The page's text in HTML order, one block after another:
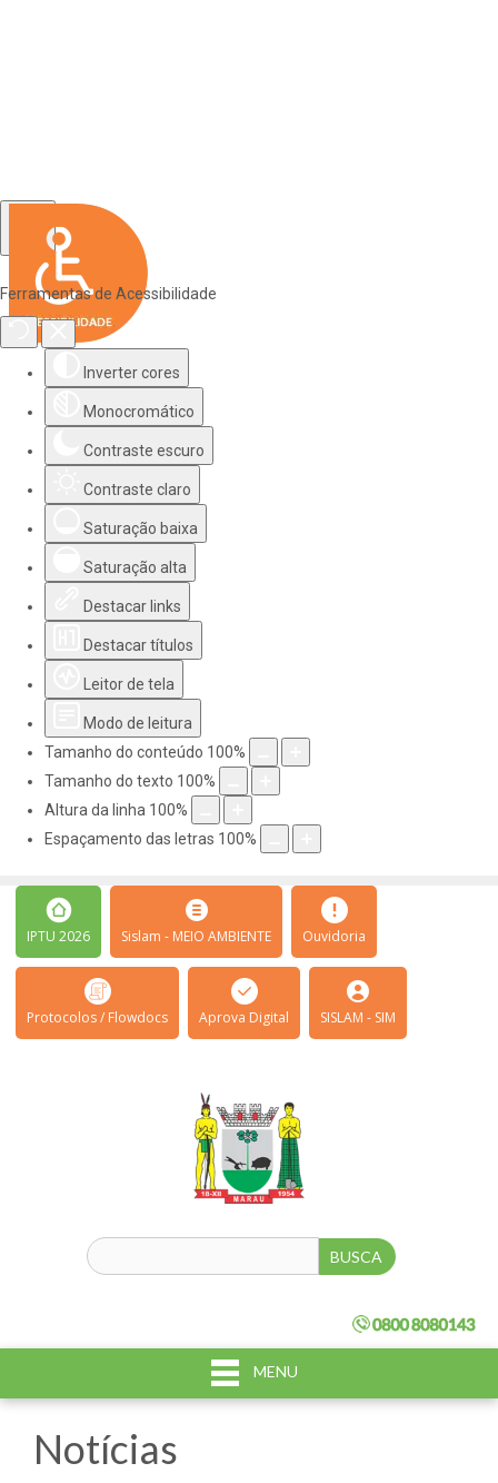
Ferramentas de Acessibilidade
Inverter cores
Monocromático
Contraste escuro
Contraste claro
Saturação baixa
Saturação alta
Destacar links
Destacar títulos
Leitor de tela
Modo de leitura
Tamanho do conteúdo 100%
Tamanho do texto 100%
Altura da linha 100%
Espaçamento das letras 100%
IPTU 2026 Sislam - MEIO AMBIENTE Ouvidoria
Protocolos / Flowdocs Aprova Digital SISLAM - SIM
MENU
Notícias